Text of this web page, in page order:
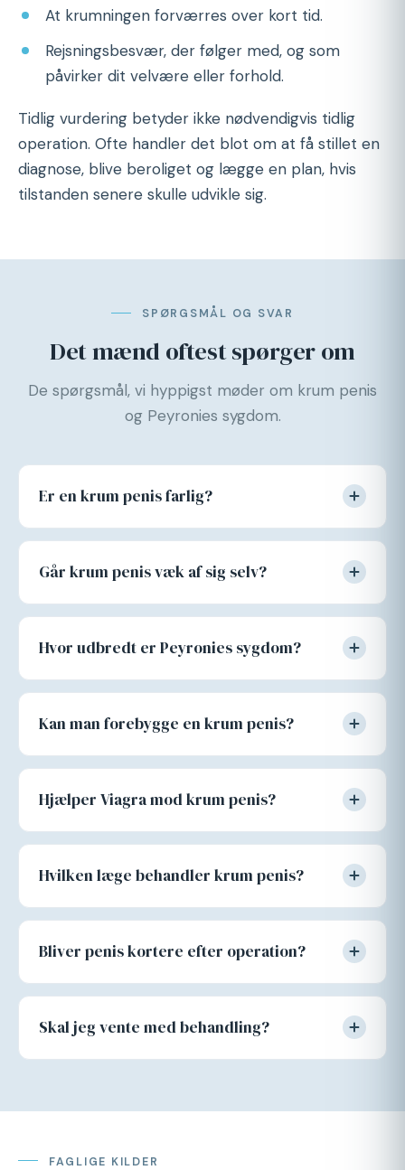
At krumningen forværres over kort tid.
Rejsningsbesvær, der følger med, og som
påvirker dit velvære eller forhold.
Tidlig vurdering betyder ikke nødvendigvis tidlig
operation. Ofte handler det blot om at få stillet en
diagnose, blive beroliget og lægge en plan, hvis
tilstanden senere skulle udvikle sig.
SPØRGSMÅL OG SVAR
Det mænd oftest spørger om
De spørgsmål, vi hyppigst møder om krum penis
og Peyronies sygdom.
Er en krum penis farlig?
Går krum penis væk af sig selv?
Hvor udbredt er Peyronies sygdom?
Kan man forebygge en krum penis?
Hjælper Viagra mod krum penis?
Hvilken læge behandler krum penis?
Bliver penis kortere efter operation?
Skal jeg vente med behandling?
FAGLIGE KILDER